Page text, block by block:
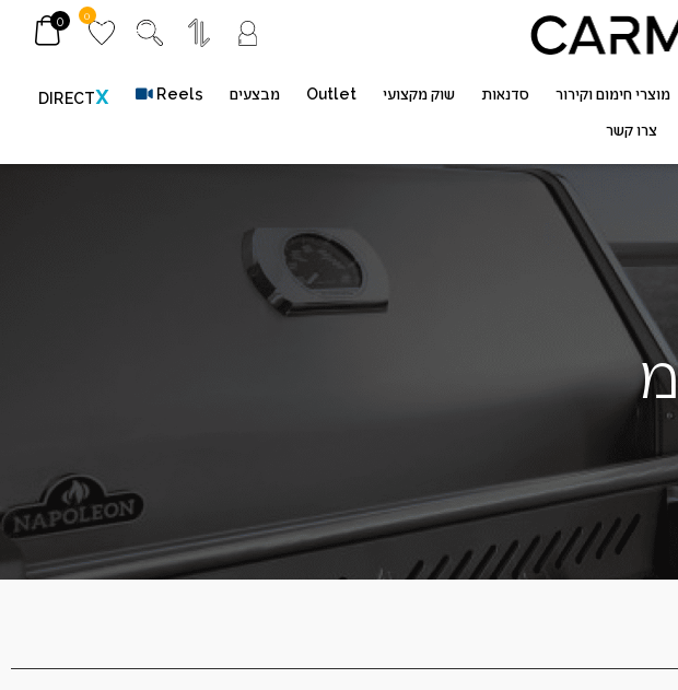
0
0
מוצרי חימום וקירור סדנאות שוק מקצועי Outlet מבצעים Reels
DIRECTX
צרו קשר